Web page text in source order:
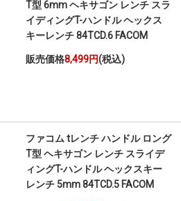
T型 6mm ヘキサゴン レンチ スラ
イディングT-ハンドル ヘックス
キーレンチ 84TCD.6 FACOM
販売価格8,499円(税込)
ファコム tレンチ ハンドル ロング
T型 ヘキサゴン レンチ スライデ
ィングT-ハンドル ヘックスキー
レンチ 5mm 84TCD.5 FACOM